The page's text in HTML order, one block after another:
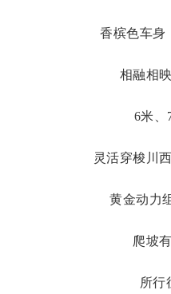
香槟色车身
相融相
6米、
灵活穿梭川
黄金动力
爬坡
所行